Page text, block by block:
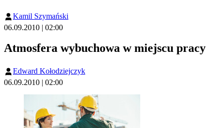
Kamil Szymański
06.09.2010 | 02:00
Atmosfera wybuchowa w miejscu pracy
Edward Kołodziejczyk
06.09.2010 | 02:00